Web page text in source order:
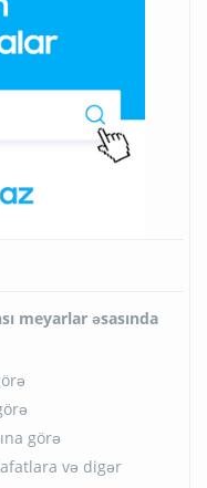
meyarlar əsasında
görə
və digər